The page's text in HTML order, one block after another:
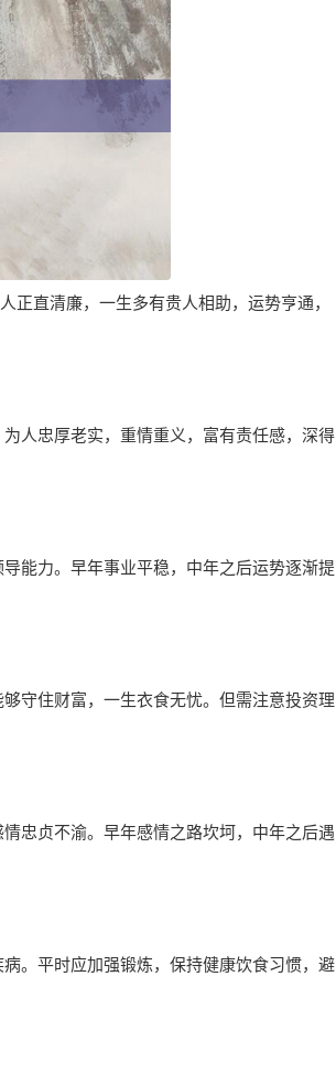
正直清廉，一生多有贵人相助，运势亨通，
人忠厚老实，重情重义，富有责任感，深得
能力。早年事业平稳，中年之后运势逐渐提
守住财富，一生衣食无忧。但需注意投资理
忠贞不渝。早年感情之路坎坷，中年之后遇
。平时应加强锻炼，保持健康饮食习惯，避